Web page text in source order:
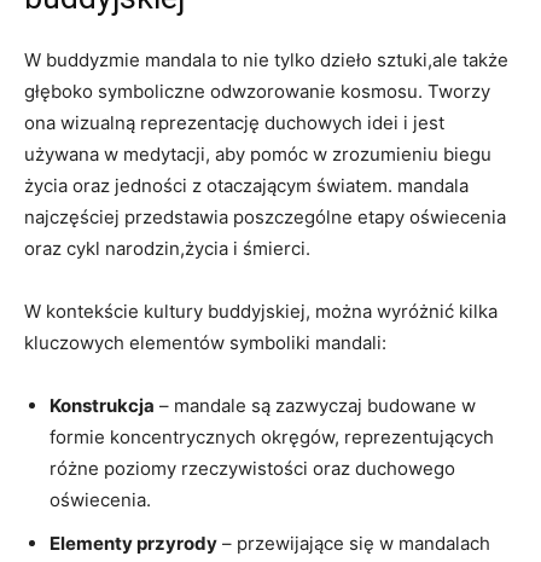
W buddyzmie mandala to nie tylko dzieło sztuki,ale także
głęboko symboliczne odwzorowanie kosmosu. Tworzy
ona wizualną reprezentację duchowych idei i jest
używana w medytacji, aby pomóc w zrozumieniu biegu
życia oraz jedności z otaczającym światem. mandala
najczęściej przedstawia poszczególne etapy oświecenia
oraz cykl narodzin,życia i śmierci.
W kontekście kultury buddyjskiej, można wyróżnić kilka
kluczowych elementów symboliki mandali:
Konstrukcja – mandale są zazwyczaj budowane w
formie koncentrycznych okręgów, reprezentujących
różne poziomy rzeczywistości oraz duchowego
oświecenia.
Elementy przyrody – przewijające się w mandalach